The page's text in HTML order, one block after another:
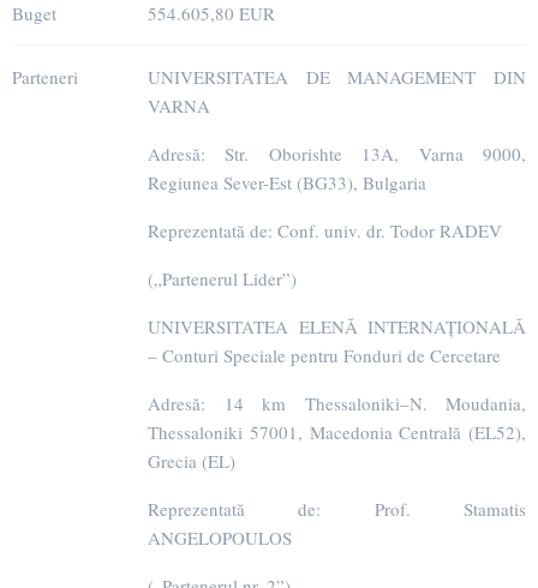
Buget 554.605,80 EUR
Parteneri
UNIVERSITATEA DE MANAGEMENT DIN
VARNA
Adresă: Str. Oborishte 13A, Varna 9000,
Regiunea Sever-Est (BG33), Bulgaria
Reprezentată de: Conf. univ. dr. Todor RADEV
(„Partenerul Lider”)
UNIVERSITATEA ELENĂ INTERNAȚIONALĂ
– Conturi Speciale pentru Fonduri de Cercetare
Adresă: 14 km Thessaloniki–N. Moudania,
Thessaloniki 57001, Macedonia Centrală (EL52),
Grecia (EL)
Reprezentată de: Prof. Stamatis
ANGELOPOULOS